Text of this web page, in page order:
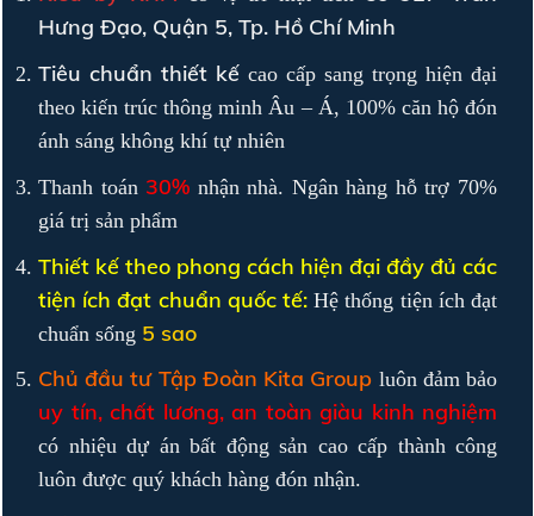
Hưng Đạo, Quận 5, Tp. Hồ Chí Minh
Tiêu chuẩn thiết kế cao cấp sang trọng hiện đại
theo kiến trúc thông minh Âu – Á, 100% căn hộ đón
ánh sáng không khí tự nhiên
Thanh toán 30% nhận nhà. Ngân hàng hỗ trợ 70%
giá trị sản phẩm
Thiết kế theo phong cách hiện đại đầy đủ các
tiện ích đạt chuẩn quốc tế: Hệ thống tiện ích đạt
chuẩn sống 5 sao
Chủ đầu tư Tập Đoàn Kita Group luôn đảm bảo
uy tín, chất lương, an toàn giàu kinh nghiệm
có nhiệu dự án bất động sản cao cấp thành công
luôn được quý khách hàng đón nhận.